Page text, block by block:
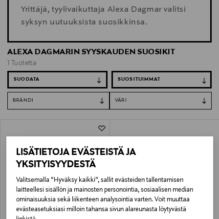
LISÄTIETOJA EVÄSTEISTÄ JA
YKSITYISYYDESTÄ
Valitsemalla “Hyväksy kaikki”, sallit evästeiden tallentamisen
laitteellesi sisällön ja mainosten personointia, sosiaalisen median
ominaisuuksia sekä liikenteen analysointia varten. Voit muuttaa
evästeasetuksiasi milloin tahansa sivun alareunasta löytyvästä
Yrittäjä, tyylivaikuttaja Alexa Dagmar valitsi
syksyn uutuuksista suosikkinsa.
ALEXA DAGMARIN SYYSKAUDEN SUOSIKIT
1 Tuotetta
SUODATA
BRÄNDI VÄRI